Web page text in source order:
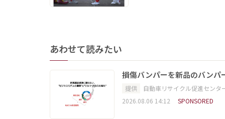
あわせて読みたい
損傷バンパーを新品のバン
提供
自動車リサイクル促進センタ
2026.08.06 14:12
SPONSORED